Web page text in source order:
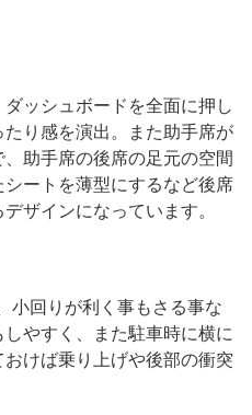
ッシュボードを全面に押し
り感を演出。また助手席が
助手席の後席の足元の空間
ートを薄型にするなど後席
ザインになっています。
小回りが利く事もさる事な
やすく、また駐車時に横に
けば乗り上げや後部の衝突